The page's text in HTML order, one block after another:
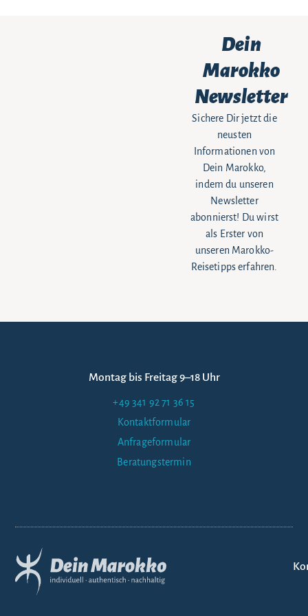
Dein
Marokko
Newsletter
Sichere Dir jetzt die
neusten
Informationen von
Dein Marokko,
indem du unseren
Newsletter
abonnierst! Du wirst
als Erster von
unseren Marokko-
Reisetipps erfahren.
Montag bis Freitag 9–18 Uhr
+49 341 92 71 36 15
Kontaktformular
Anfrageformular
Beratungstermin